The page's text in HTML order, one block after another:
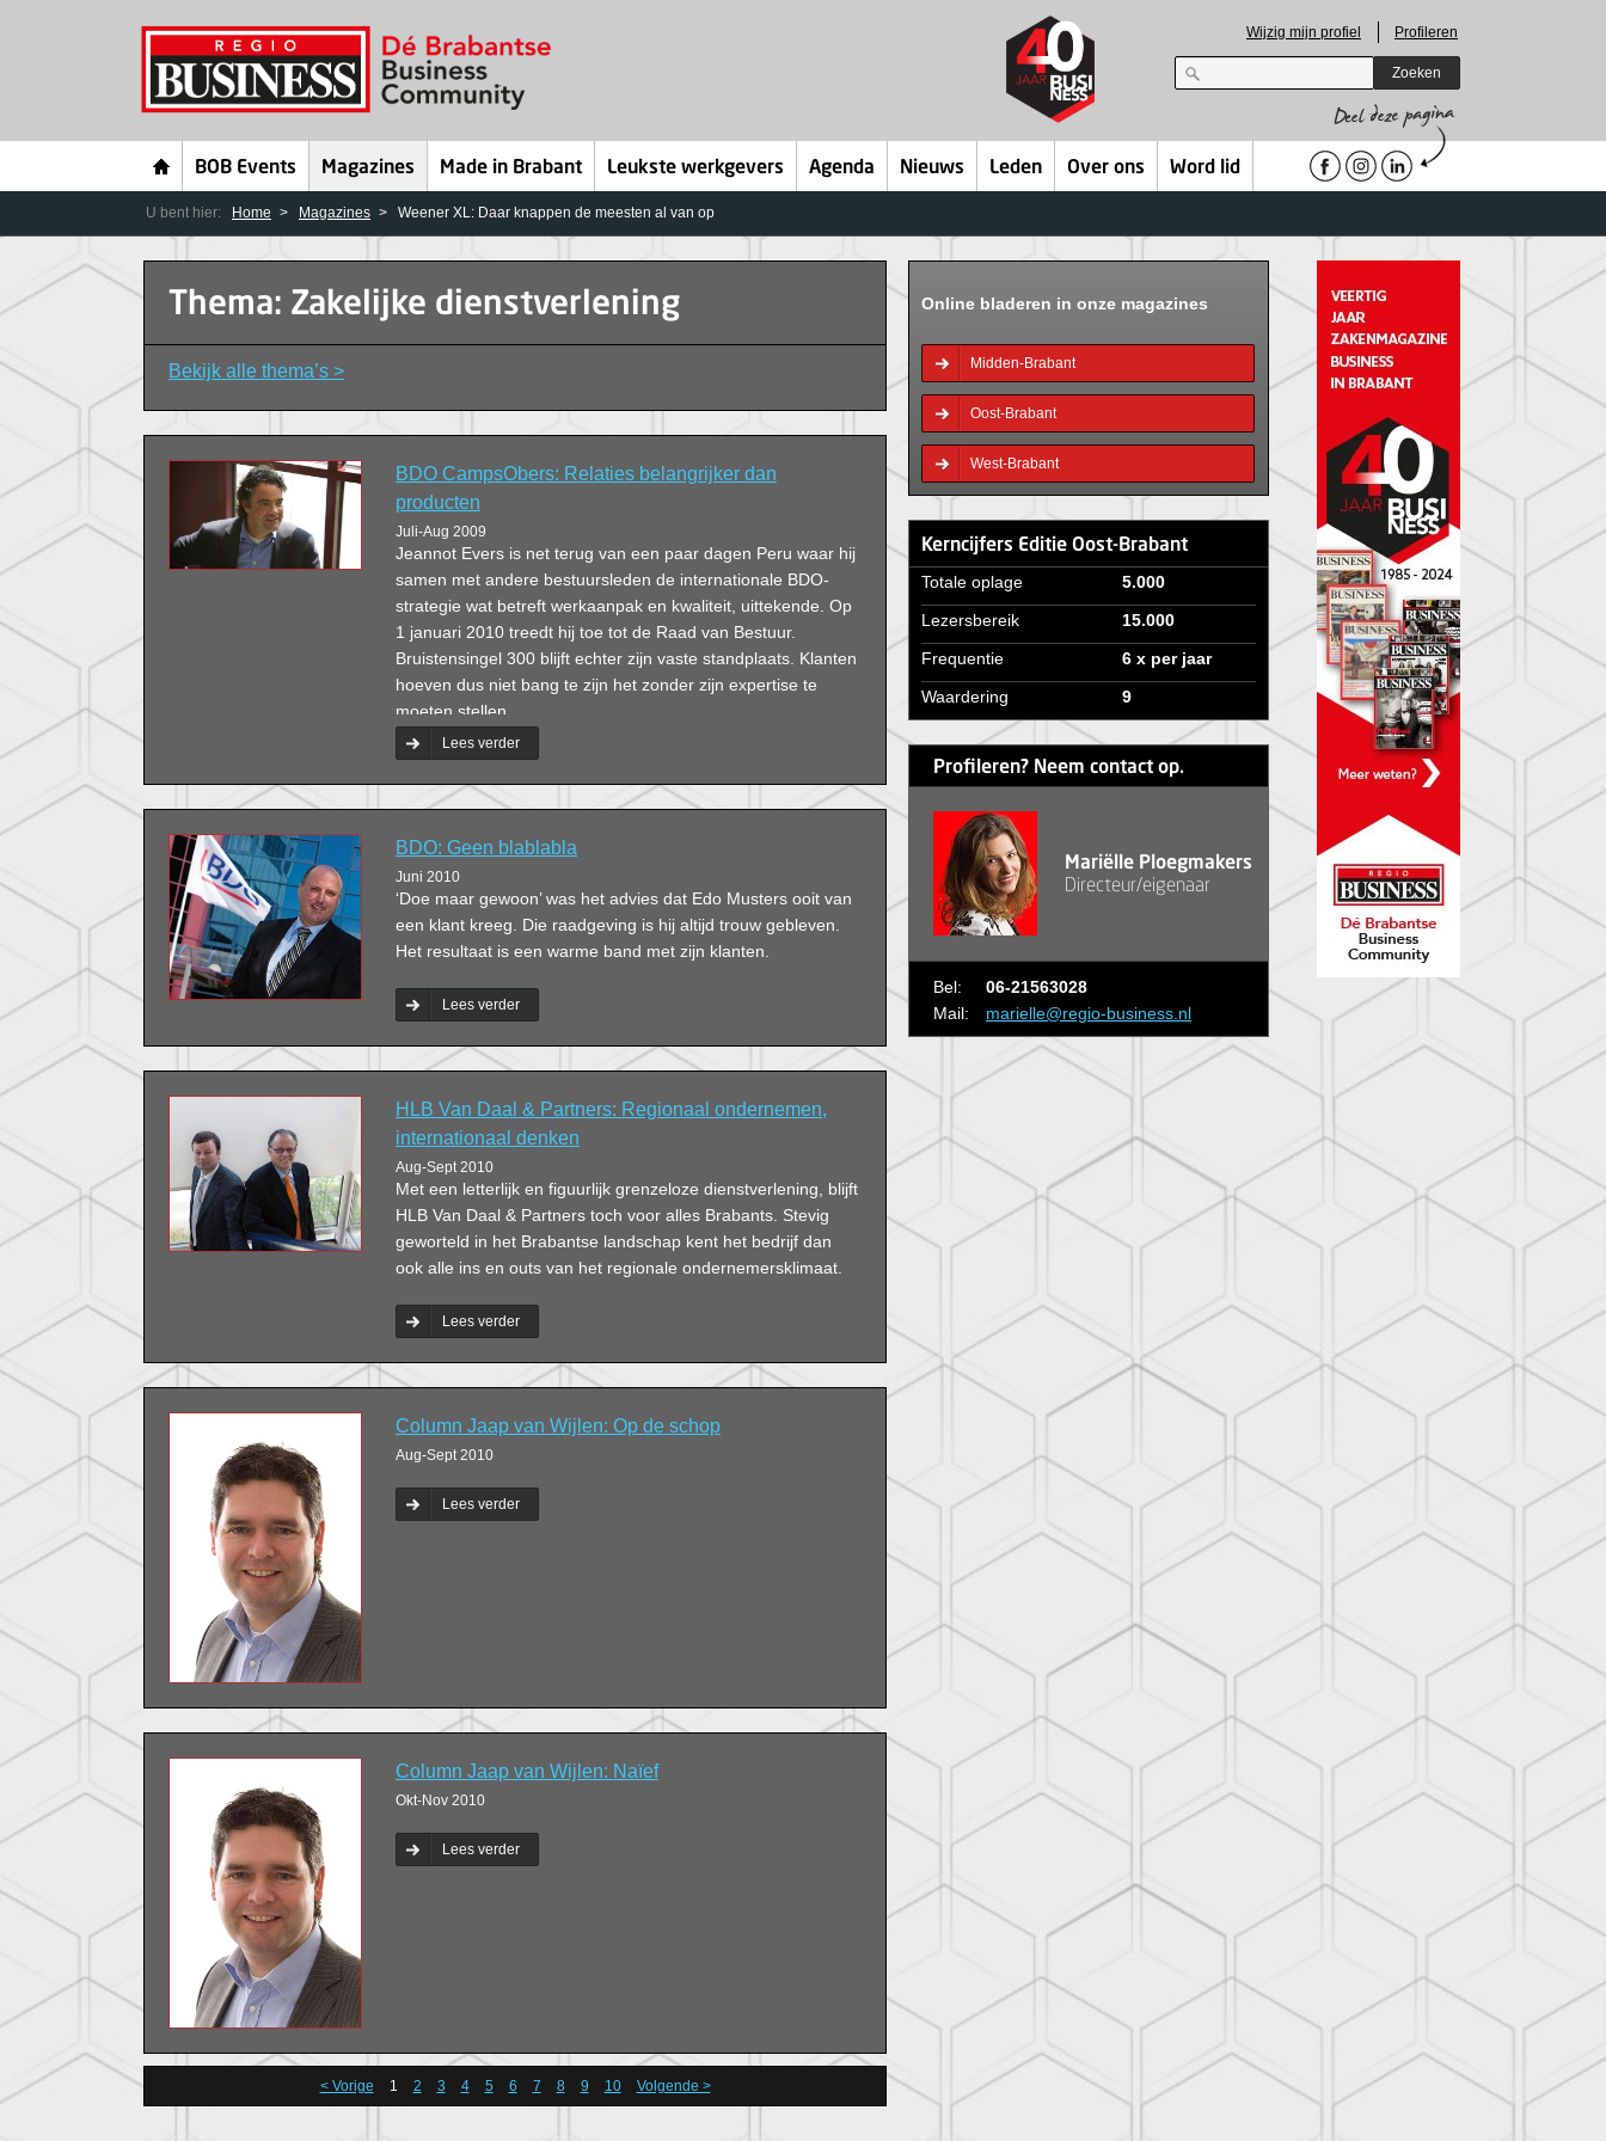
Wijzig mijn profiel Profileren
Zoeken
BOB Events Magazines Made in Brabant Leukste werkgevers Agenda Nieuws Leden Over ons Word lid
U bent hier: Home Magazines Weener XL: Daar knappen de meesten al van op
Thema: Zakelijke dienstverlening
Bekijk alle thema’s >
BDO CampsObers: Relaties belangrijker dan
producten
Juli-Aug 2009
Jeannot Evers is net terug van een paar dagen Peru waar hij
samen met andere bestuursleden de internationale BDO-
strategie wat betreft werkaanpak en kwaliteit, uittekende. Op
1 januari 2010 treedt hij toe tot de Raad van Bestuur.
Bruistensingel 300 blijft echter zijn vaste standplaats. Klanten
hoeven dus niet bang te zijn het zonder zijn expertise te
moeten stellen.
Lees verder
BDO: Geen blablabla
Juni 2010
‘Doe maar gewoon’ was het advies dat Edo Musters ooit van
een klant kreeg. Die raadgeving is hij altijd trouw gebleven.
Het resultaat is een warme band met zijn klanten.
Lees verder
HLB Van Daal & Partners: Regionaal ondernemen,
internationaal denken
Aug-Sept 2010
Met een letterlijk en figuurlijk grenzeloze dienstverlening, blijft
HLB Van Daal & Partners toch voor alles Brabants. Stevig
geworteld in het Brabantse landschap kent het bedrijf dan
ook alle ins en outs van het regionale ondernemersklimaat.
Lees verder
Column Jaap van Wijlen: Op de schop
Aug-Sept 2010
Lees verder
Column Jaap van Wijlen: Naïef
Okt-Nov 2010
Lees verder
< Vorige 1 2 3 4 5 6 7 8 9 10 Volgende >
Online bladeren in onze magazines
Midden-Brabant
Oost-Brabant
West-Brabant
Kerncijfers Editie Oost-Brabant
Totale oplage
5.000
Lezersbereik
15.000
Frequentie
6 x per jaar
Waardering
9
Profileren? Neem contact op.
Mariëlle Ploegmakers
Directeur/eigenaar
Bel:
06-21563028
Mail:
marielle@regio-business.nl